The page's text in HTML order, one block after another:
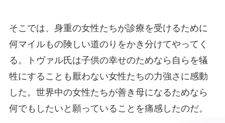
そこでは、身重の女性たちが診療を受けるために
何マイルもの険しい道のりをかき分けてやってく
る。トヴァル氏は子供の幸せのためなら自らを犠
牲にすることも厭わない女性たちの力強さに感動
した。世界中の女性たちが善き母になるためなら
何でもしたいと願っていることを痛感したのだ。